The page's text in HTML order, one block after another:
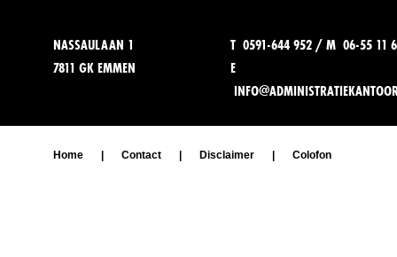
NASSAULAAN 1
7811 GK EMMEN
T 0591-644 952 / M 06-55 11
E
Home Contact Disclaimer Colofon